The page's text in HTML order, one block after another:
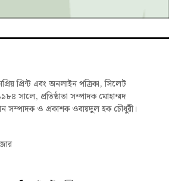
প্রিন্ট এবং অনলাইন পত্রিকা, সিলেট
সালে, প্রতিষ্ঠাতা সম্পাদক মোহাম্মদ
সম্পাদক ও প্রকাশক ওবায়দুল হক চৌধুরী।